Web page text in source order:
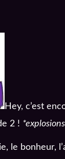
Hey, c’est
2 !
le bonheur,